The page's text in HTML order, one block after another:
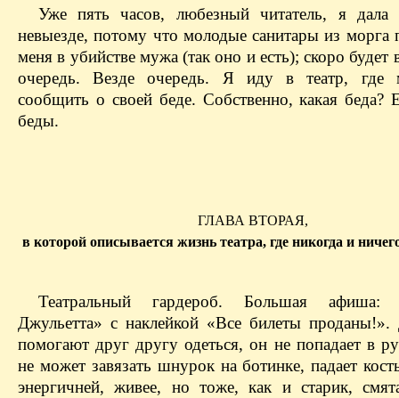
Уже пять часов, любезный читатель, я дала
невыезде, потому что молодые санитары из морга
меня в убийстве мужа (так оно и есть); скоро будет
очередь. Везде очередь. Я иду в театр, где
сообщить о своей беде. Собственно, какая беда?
беды.
ГЛАВА ВТОРАЯ,
в которой описывается жизнь театра, где никогда и
Театральный гардероб. Большая
Джульетта» с наклейкой «Все билеты проданы!».
помогают друг другу одеться, он не попадает в
не может завязать шнурок на ботинке, падает
энергичней, живее, но тоже, как и старик,